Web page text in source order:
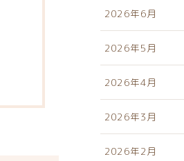
2026年6月
2026年5月
2026年4月
2026年3月
2026年2月